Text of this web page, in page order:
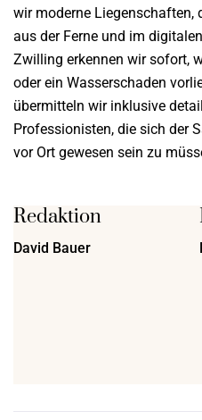
wir moderne Liegenschaften,
aus der Ferne und im
Zwilling erkennen wir sofort,
oder ein Wasserschaden
übermitteln wir inklusive
Professionisten, die sich der
vor Ort gewesen sein zu
Redaktion
David Bauer